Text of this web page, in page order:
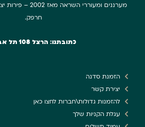
מערננים ומעוררי
חרפק.
כתובתנו: הרצל 108 תל אביב
הזמנת סדנה
יצירת קשר
להזמנות גדולות\חברות לחצו כאן
עגלת הקניות שלך